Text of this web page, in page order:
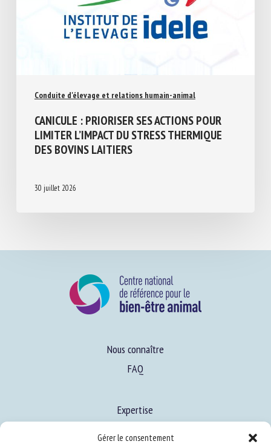
Gérer le consentement
Conduite d'élevage et relations humain-animal
CANICULE : PRIORISER SES ACTIONS POUR
LIMITER L’IMPACT DU STRESS THERMIQUE
DES BOVINS LAITIERS
30 juillet 2026
Nous connaître
FAQ
Expertise
S’informer sur le BEA